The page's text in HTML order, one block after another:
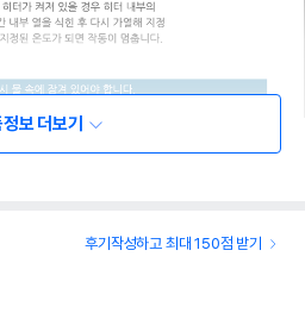
보 더보기
후기작성하고 최대 150점 받기